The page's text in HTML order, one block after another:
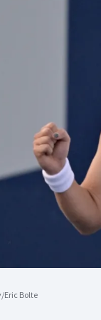
Golf
Gymnastika
Eric Bolte